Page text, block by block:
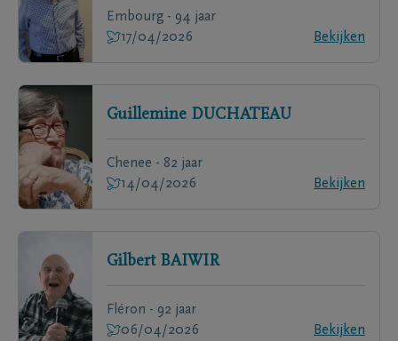
Embourg - 94 jaar
17/04/2026
Bekijken
Guillemine DUCHATEAU
Chenee - 82 jaar
14/04/2026
Bekijken
Gilbert BAIWIR
Fléron - 92 jaar
06/04/2026
Bekijken